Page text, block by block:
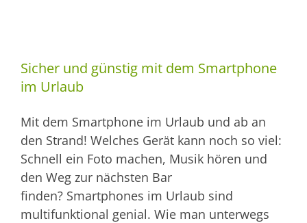
Sicher und günstig mit dem Smartphone
im Urlaub
Mit dem Smartphone im Urlaub und ab an
den Strand! Welches Gerät kann noch so viel:
Schnell ein Foto machen, Musik hören und
den Weg zur nächsten Bar
finden? Smartphones im Urlaub sind
multifunktional genial. Wie man unterwegs